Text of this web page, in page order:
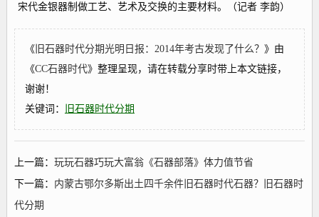
宋代金银器制做工艺、艺术及交换的主要材料。（记者 李韵）
《旧石器时代分期光明日报：2014年考古发现了什么？ 》由
《CC石器时代》整理呈现，请在转载分享时带上本文链接，
谢谢！
关键词：
旧石器时代分期
上一篇： 玩玩石器巧玩大富翁《石器部落》体力值节省
下一篇： 内蒙古鄂尔多斯出土四千余件旧石器时代石器？旧石器时
代分期